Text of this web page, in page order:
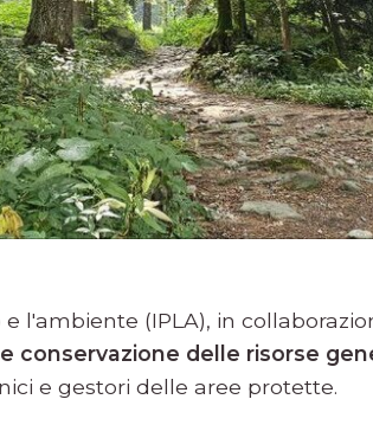
l'ambiente (IPLA), in
conservazione delle risorse
e gestori delle aree protette.